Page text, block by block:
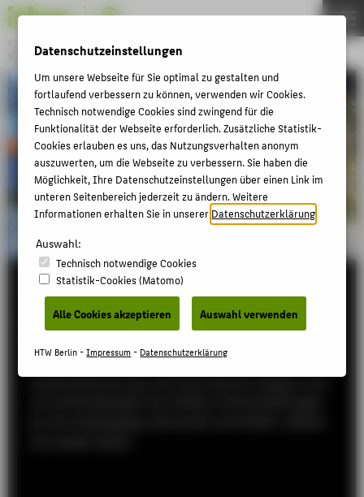
WIRTSCHAFT UND POLITIK
Menu
Wirtschaft und Politik studieren
Handel, Klima, Europa oder der Arbeitsmarkt —
Wirtschaftspolitik ist ein zentrales Feld der politischen
Auseinandersetzung. Und Unternehmen hängen stark
THEMEN
STUDIUM
BEWERBUNG
KARRIERE
PERSONEN
ZENTRALE SEITEN
PORTALE
Datenschutzeinstellungen
Um unsere Webseite für Sie optimal zu gestalten und
fortlaufend verbessern zu können, verwenden wir Cookies.
Technisch notwendige Cookies sind zwingend für die
Funktionalität der Webseite erforderlich. Zusätzliche Statistik-
Cookies erlauben es uns, das Nutzungsverhalten anonym
auszuwerten, um die Webseite zu verbessern. Sie haben die
Möglichkeit, Ihre Datenschutzeinstellungen über einen Link im
unteren Seitenbereich jederzeit zu ändern. Weitere
Informationen erhalten Sie in unsererDatenschutzerklärung
Auswahl:
Technisch notwendige Cookies
Statistik-Cookies (Matomo)
Alle Cookies akzeptieren Auswahl verwenden
HTW Berlin -Impressum- Datenschutzerklärung